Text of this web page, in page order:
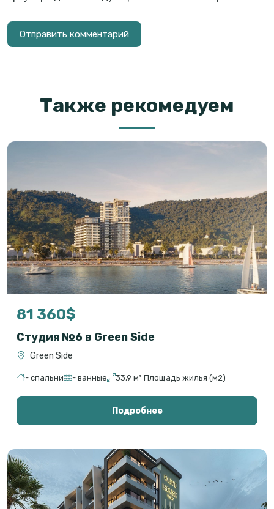
Также рекомедуем
81 360$
Студия №6 в Green Side
Green Side
- спальни - ванные 33,9 м² Площадь жилья (м2)
Подробнее